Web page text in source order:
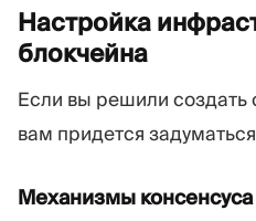
Настройка
блокчейна
Если вы решили создать
вам придется
Механизмы консенсуса